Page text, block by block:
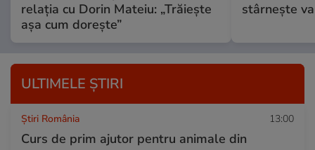
relația cu Dorin Mateiu: „Trăiește
așa cum dorește”
stârnește
ULTIMELE ȘTIRI
Știri România 13:00
Curs de prim ajutor pentru animale din